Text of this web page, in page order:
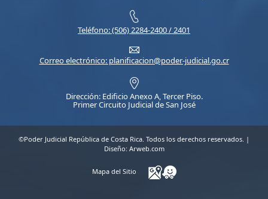
Teléfono: (506) 2284-2400 / 2401
Correo electrónico: planificacion@poder-judicial.go.cr
Dirección: Edificio Anexo A, Tercer Piso.
Primer Circuito Judicial de San José
©Poder Judicial República de Costa Rica. Todos los derechos reservados. |
Diseño: Arweb.com
Mapa del Sitio